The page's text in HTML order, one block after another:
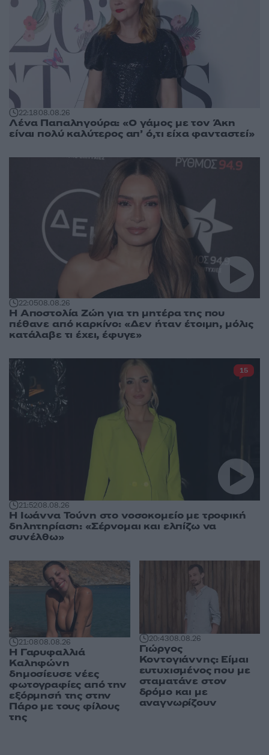
22:1808.08.26
Λένα Παπαληγούρα: «Ο γάμος με τον Άκη
είναι πολύ καλύτερος απ’ ό,τι είχα φανταστεί»
22:0508.08.26
Η Αποστολία Ζώη για τη μητέρα της που
πέθανε από καρκίνο: «Δεν ήταν έτοιμη, μόλις
κατάλαβε τι έχει, έφυγε»
21:5208.08.26
Η Ιωάννα Τούνη στο νοσοκομείο με τροφική
δηλητηρίαση: «Σέρνομαι και ελπίζω να
συνέλθω»
15
21:0808.08.26
Η Γαρυφαλλιά
Καληφώνη
δημοσίευσε νέες
φωτογραφίες από την
εξόρμησή της στην
Πάρο με τους φίλους
της
20:4308.08.26
Γιώργος
Κοντογιάννης: Είμαι
ευτυχισμένος που με
σταματάνε στον
δρόμο και με
αναγνωρίζουν